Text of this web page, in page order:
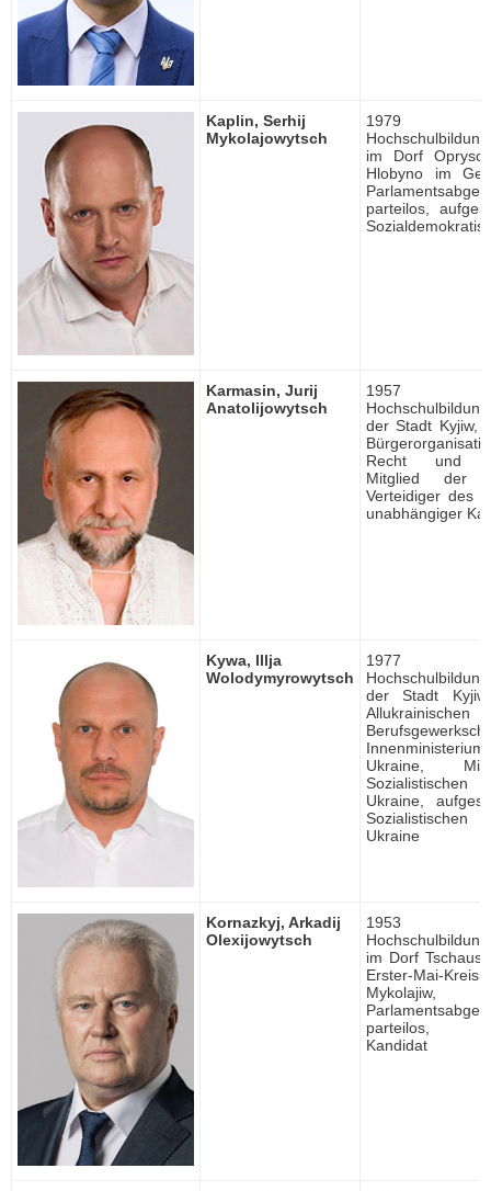
Kaplin, Serhij
Mykolajowytsch
1979
im Dorf
Hlobyno im
parteilos,
Karmasin, Jurij
Anatolijowytsch
1957
der Stadt Kyjiw,
Recht und
Mitglied der
Verteidiger des
unabhängiger
Kywa, Illja
Wolodymyrowytsch
1977
der Stadt
Allukrainischen
Ukraine,
Ukraine,
Ukraine
Kornazkyj, Arkadij
Olexijowytsch
1953
im Dorf
Erster-Mai-
Mykolajiw,
parteilos,
Kandidat